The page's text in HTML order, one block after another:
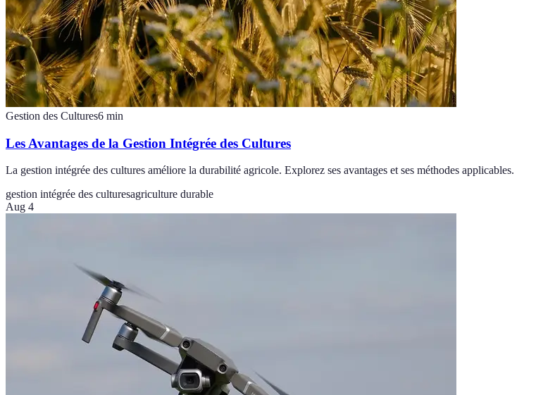
Gestion des Cultures6 min
Les Avantages de la Gestion Intégrée des Cultures
La gestion intégrée des cultures améliore la durabilité agricole. Explorez ses avantages et ses méthodes applicables.
gestion intégrée des culturesagriculture durable
Aug 4